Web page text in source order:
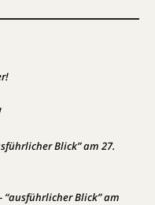
Blick” am 27.
“ausführlicher Blick” am